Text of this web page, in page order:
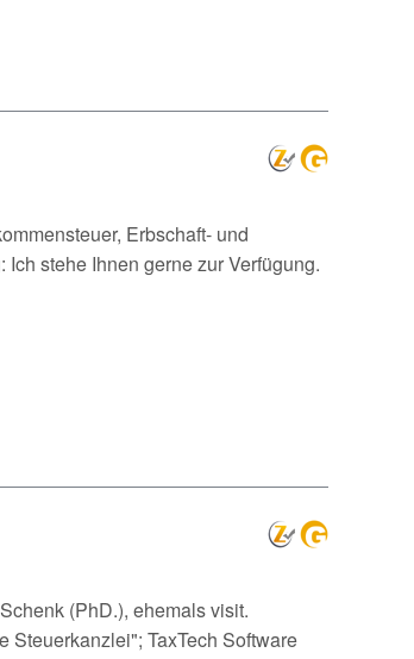
Erbschaft- und
stehe Ihnen gerne zur Verfügung.
(PhD.), ehemals visit.
Steuerkanzlei"; TaxTech Software